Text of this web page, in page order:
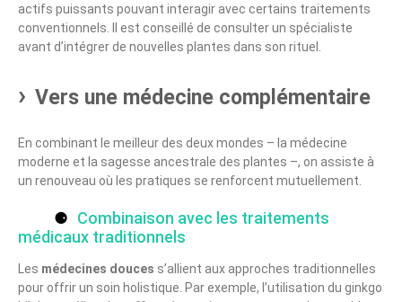
actifs puissants pouvant interagir avec certains traitements
conventionnels. Il est conseillé de consulter un spécialiste
avant d’intégrer de nouvelles plantes dans son rituel.
Vers une médecine complémentaire
En combinant le meilleur des deux mondes – la médecine
moderne et la sagesse ancestrale des plantes –, on assiste à
un renouveau où les pratiques se renforcent mutuellement.
Combinaison avec les traitements
médicaux traditionnels
Les médecines douces s’allient aux approches traditionnelles
pour offrir un soin holistique. Par exemple, l’utilisation du ginkgo